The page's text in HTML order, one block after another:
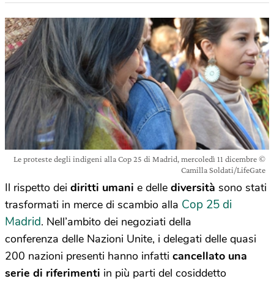
Le proteste degli indigeni alla Cop 25 di Madrid, mercoledì 11 dicembre ©
Camilla Soldati/LifeGate
Il rispetto dei diritti umani e delle diversità sono stati
trasformati in merce di scambio alla Cop 25 di
Madrid. Nell’ambito dei negoziati della
conferenza delle Nazioni Unite, i delegati delle quasi
200 nazioni presenti hanno infatti cancellato una
serie di riferimenti in più parti del cosiddetto